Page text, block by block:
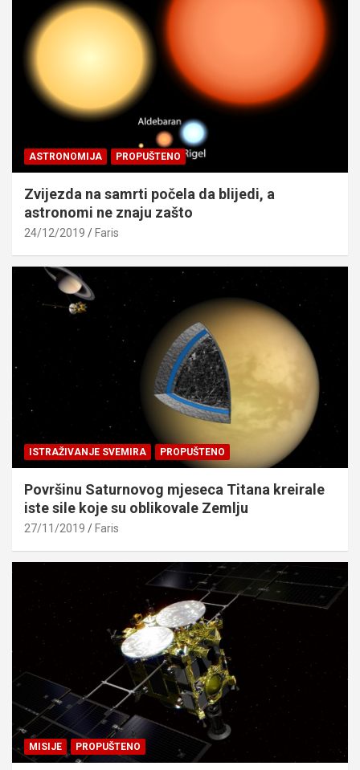
ASTRONOMIJA PROPUŠTENO
Zvijezda na samrti počela da blijedi, a
astronomi ne znaju zašto
24/12/2019 Faris
ISTRAŽIVANJE SVEMIRA PROPUŠTENO
Površinu Saturnovog mjeseca Titana kreirale
iste sile koje su oblikovale Zemlju
27/11/2019 Faris
MISIJE PROPUŠTENO